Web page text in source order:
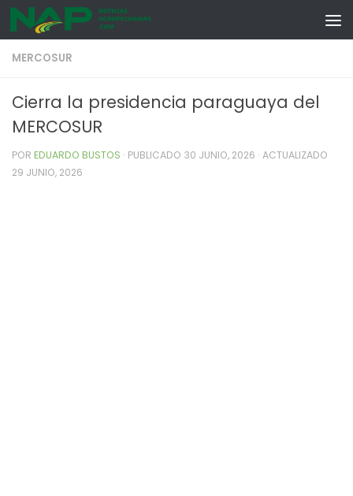
Skip to content
MERCOSUR
Cierra la presidencia paraguaya del
MERCOSUR
POR EDUARDO BUSTOS · PUBLICADO 30 JUNIO, 2026 · ACTUALIZADO
29 JUNIO, 2026